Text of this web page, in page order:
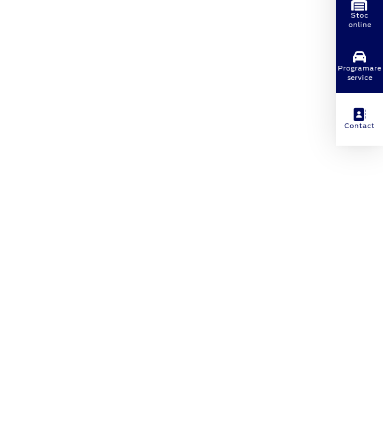
Stoc
online
Programare
service
Contact